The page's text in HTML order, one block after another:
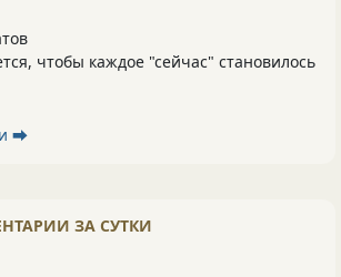
чтобы каждое "сейчас" становилось
⮕
ЗА СУТКИ